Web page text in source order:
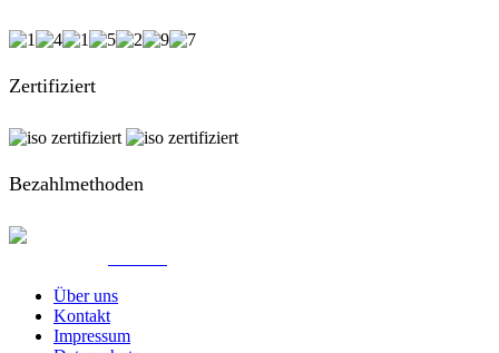
Zertifiziert
Bezahlmethoden
Über uns
Kontakt
Impressum